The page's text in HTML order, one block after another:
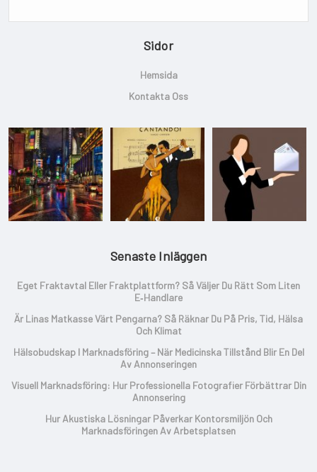
Sidor
Hemsida
Kontakta Oss
Senaste Inläggen
Eget Fraktavtal Eller Fraktplattform? Så Väljer Du Rätt Som Liten
E‑handlare
Är Linas Matkasse Värt Pengarna? Så Räknar Du På Pris, Tid, Hälsa
Och Klimat
Hälsobudskap I Marknadsföring – När Medicinska Tillstånd Blir En Del
Av Annonseringen
Visuell Marknadsföring: Hur Professionella Fotografier Förbättrar Din
Annonsering
Hur Akustiska Lösningar Påverkar Kontorsmiljön Och
Marknadsföringen Av Arbetsplatsen